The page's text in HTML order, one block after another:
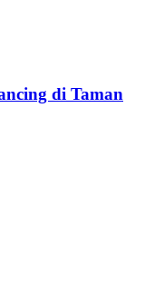
di Taman